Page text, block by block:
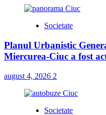
Societate
Planul Urbanistic
Miercurea-Ciuc a fost
august 4, 2026 2
Societate